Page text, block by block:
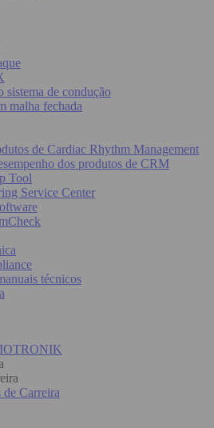
sistema de condução
malha fechada
de Cardiac Rhythm Management
dos produtos de CRM
Tool
Service Center
técnicos
Carreira